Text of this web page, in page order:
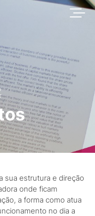
sua estrutura e direção
onde ficam
a forma como atua
no dia a